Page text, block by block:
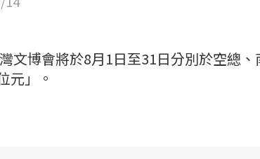
文博會將於8月1日至31日分別於空總
元」。